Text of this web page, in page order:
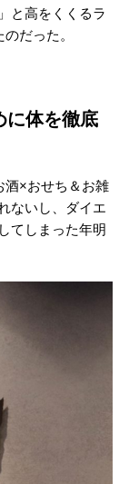
と高をくくるラ
だった。
に体を徹底
酒×おせち＆お雑
ないし、ダイエ
てしまった年明